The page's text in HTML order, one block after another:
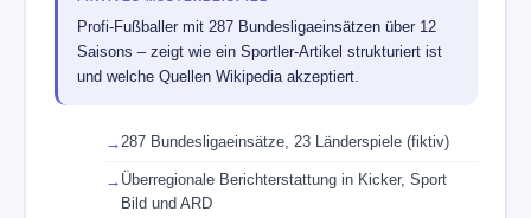
Profi-Fußballer mit 287 Bundesligaeinsätzen über 12
Saisons – zeigt wie ein Sportler-Artikel strukturiert ist
und welche Quellen Wikipedia akzeptiert.
287 Bundesligaeinsätze, 23 Länderspiele (fiktiv)
Überregionale Berichterstattung in Kicker, Sport
Bild und ARD